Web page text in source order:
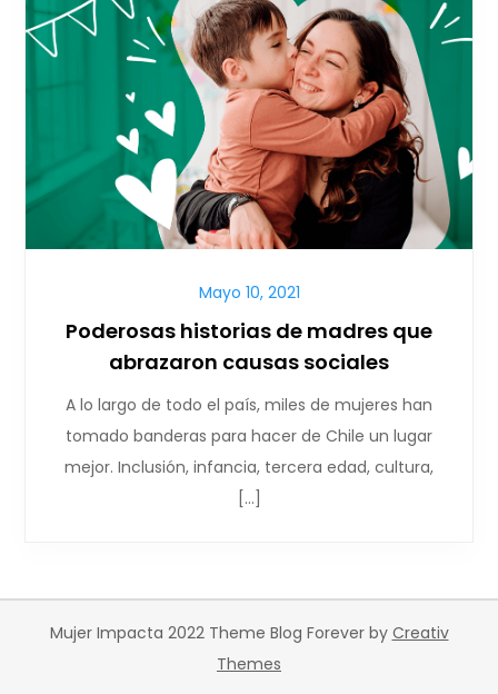
Mayo 10, 2021
Poderosas historias de madres que
abrazaron causas sociales
A lo largo de todo el país, miles de mujeres han
tomado banderas para hacer de Chile un lugar
mejor. Inclusión, infancia, tercera edad, cultura,
[…]
Mujer Impacta 2022 Theme Blog Forever by Creativ
Themes